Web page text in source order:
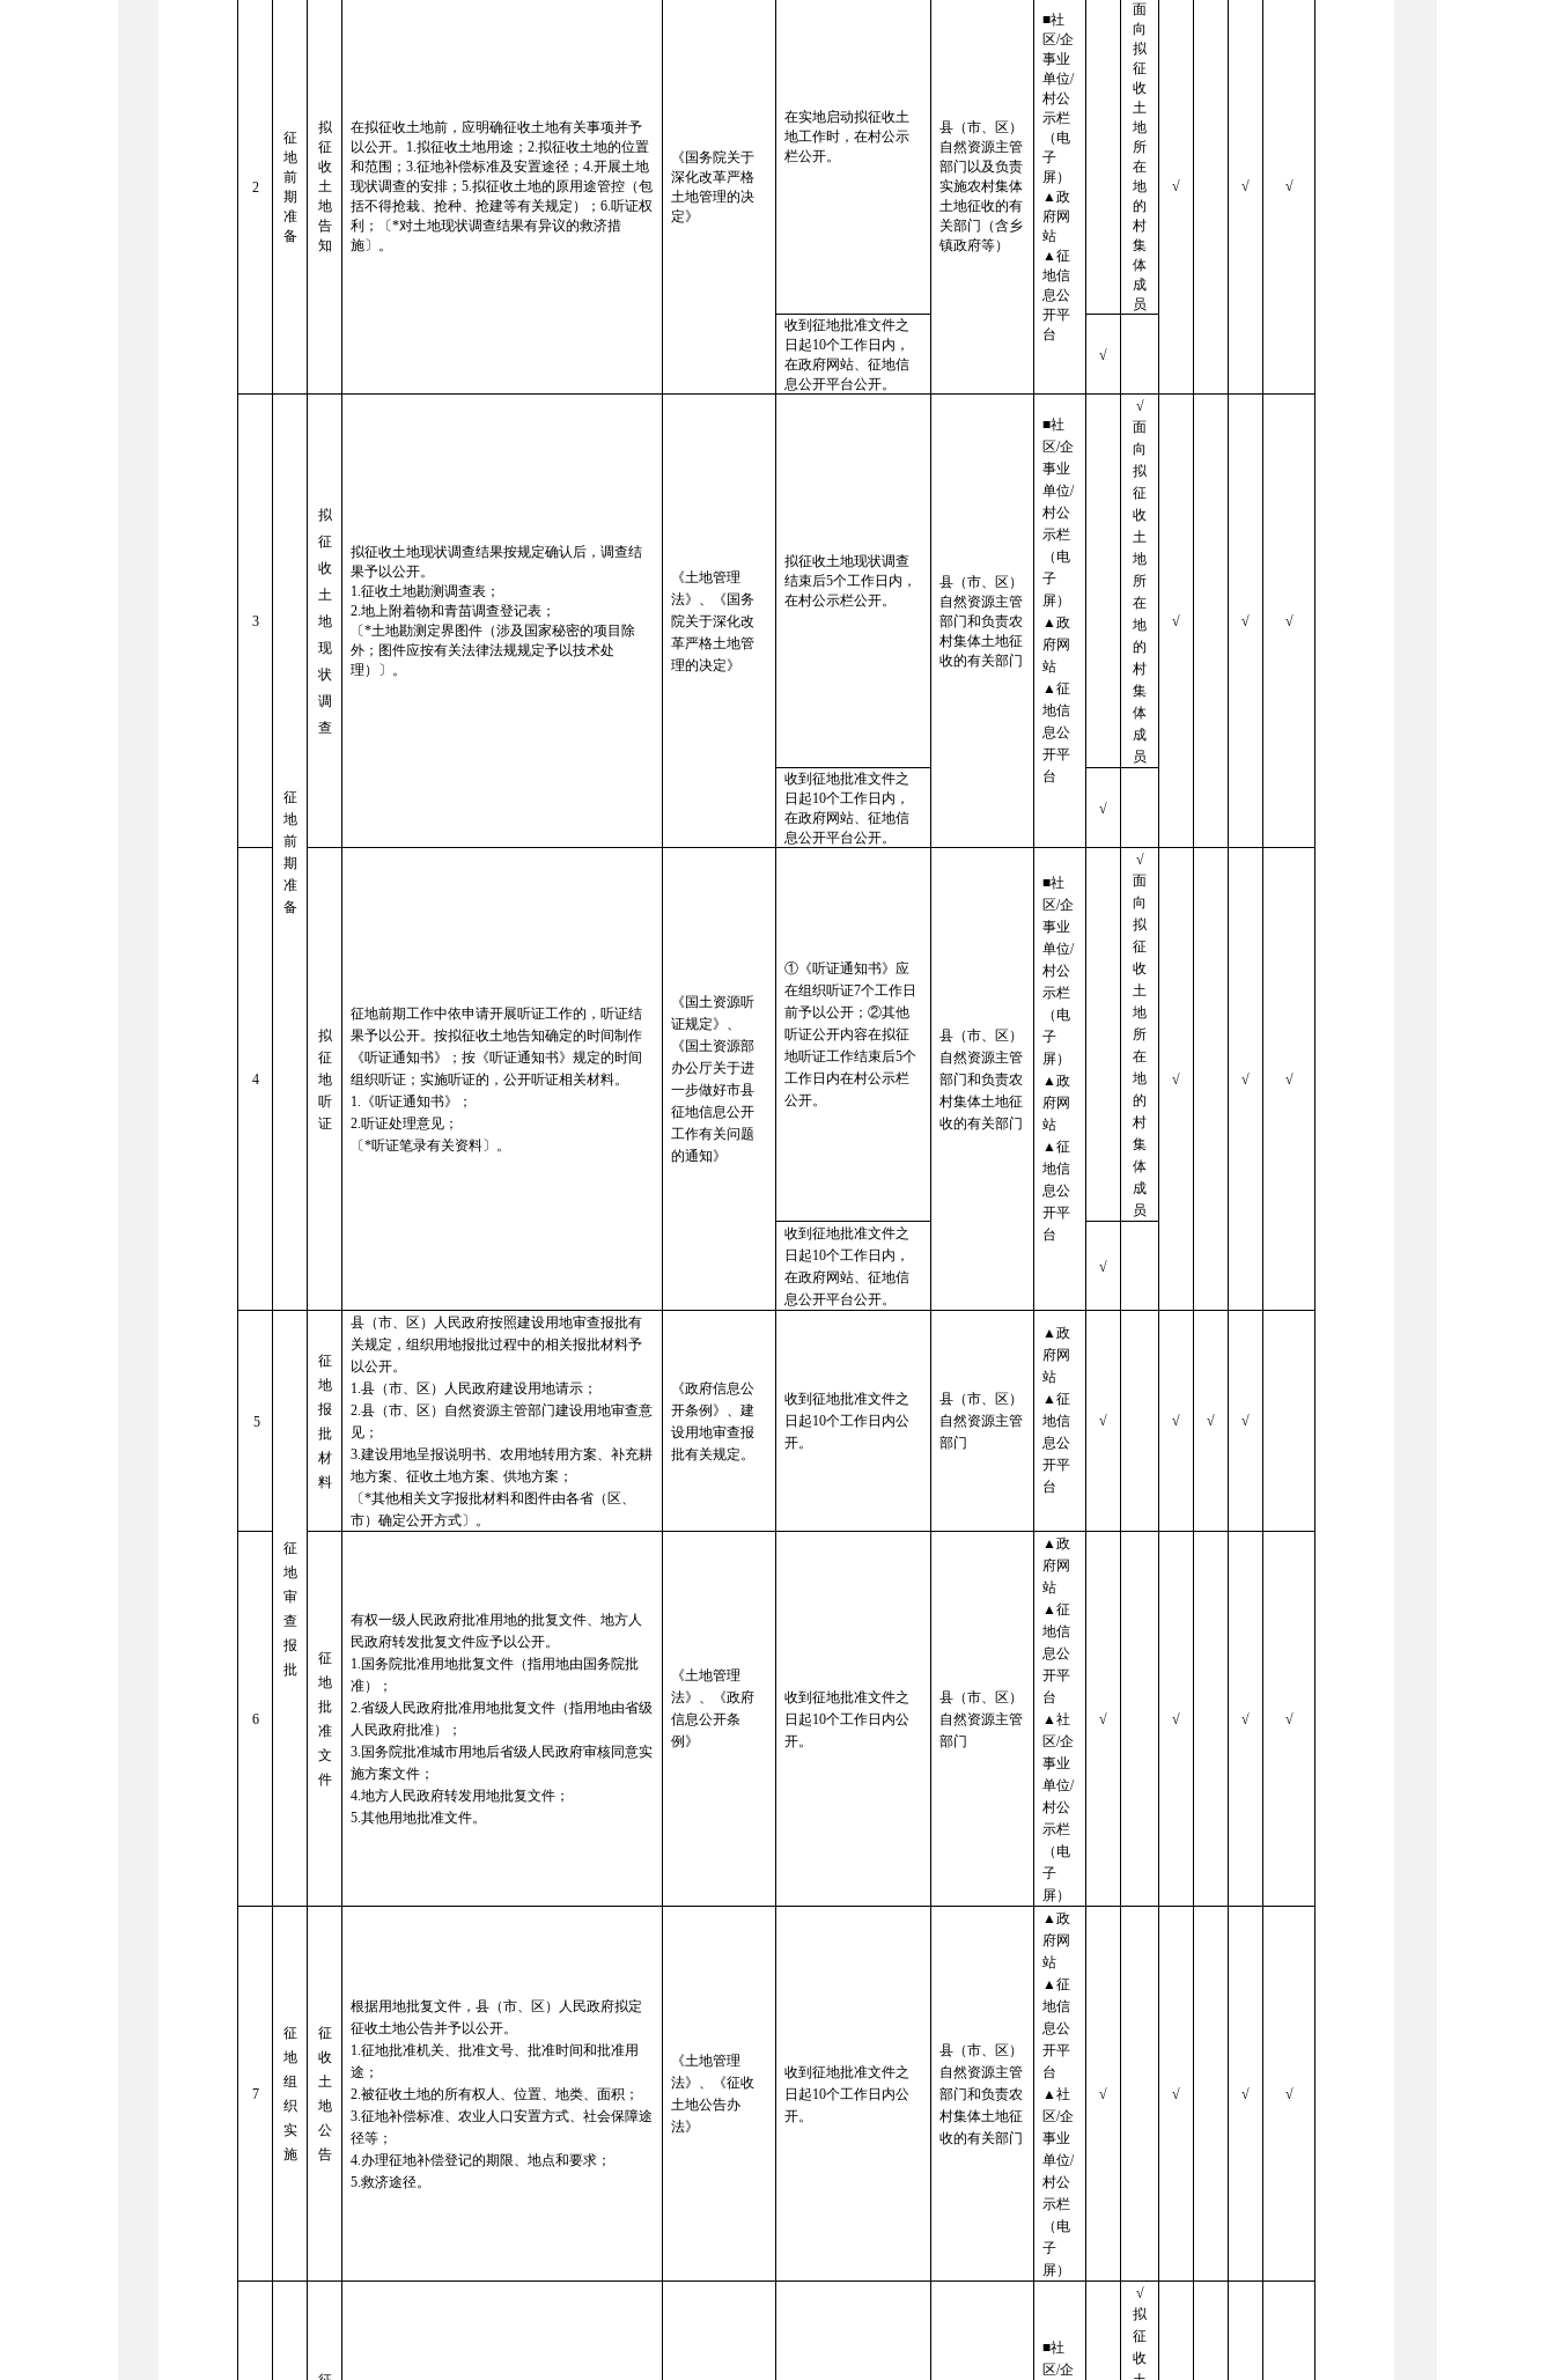
2
征
地
前
期
准
备
拟
征
收
土
地
告
知
在拟征收土地前，应明确征收土地有关事项并予
以公开。1.拟征收土地用途；2.拟征收土地的位置
和范围；3.征地补偿标准及安置途径；4.开展土地
现状调查的安排；5.拟征收土地的原用途管控（包
括不得抢栽、抢种、抢建等有关规定）；6.听证权
利；〔*对土地现状调查结果有异议的救济措
施〕。
《国务院关于
深化改革严格
土地管理的决
定》
在实地启动拟征收土
地工作时，在村公示
栏公开。
县（市、区）
自然资源主管
部门以及负责
实施农村集体
土地征收的有
关部门（含乡
镇政府等）
■社
区/企
事业
单位/
村公
示栏
（电
子
屏）
▲政
府网
站
▲征
地信
息公
开平
台
面
向
拟
征
收
土
地
所
在
地
的
村
集
体
成
员
√ √ √
收到征地批准文件之
日起10个工作日内，
在政府网站、征地信
息公开平台公开。
√
3
征
地
前
期
准
备
拟
征
收
土
地
现
状
调
查
拟征收土地现状调查结果按规定确认后，调查结
果予以公开。
1.征收土地勘测调查表；
2.地上附着物和青苗调查登记表；
〔*土地勘测定界图件（涉及国家秘密的项目除
外；图件应按有关法律法规规定予以技术处
理）〕。
《土地管理
法》、《国务
院关于深化改
革严格土地管
理的决定》
拟征收土地现状调查
结束后5个工作日内，
在村公示栏公开。
县（市、区）
自然资源主管
部门和负责农
村集体土地征
收的有关部门
■社
区/企
事业
单位/
村公
示栏
（电
子
屏）
▲政
府网
站
▲征
地信
息公
开平
台
√
面
向
拟
征
收
土
地
所
在
地
的
村
集
体
成
员
√ √ √
收到征地批准文件之
日起10个工作日内，
在政府网站、征地信
息公开平台公开。
√
4
拟
征
地
听
证
征地前期工作中依申请开展听证工作的，听证结
果予以公开。按拟征收土地告知确定的时间制作
《听证通知书》；按《听证通知书》规定的时间
组织听证；实施听证的，公开听证相关材料。
1. 《听证通知书》；
2.听证处理意见；
〔*听证笔录有关资料〕。
《国土资源听
证规定》、
《国土资源部
办公厅关于进
一步做好市县
征地信息公开
工作有关问题
的通知》
①《听证通知书》应
在组织听证7个工作日
前予以公开；②其他
听证公开内容在拟征
地听证工作结束后5个
工作日内在村公示栏
公开。
县（市、区）
自然资源主管
部门和负责农
村集体土地征
收的有关部门
■社
区/企
事业
单位/
村公
示栏
（电
子
屏）
▲政
府网
站
▲征
地信
息公
开平
台
√
面
向
拟
征
收
土
地
所
在
地
的
村
集
体
成
员
√ √ √
收到征地批准文件之
日起10个工作日内，
在政府网站、征地信
息公开平台公开。
√
5
征
地
审
查
报
批
征
地
报
批
材
料
县（市、区）人民政府按照建设用地审查报批有
关规定，组织用地报批过程中的相关报批材料予
以公开。
1.县（市、区）人民政府建设用地请示；
2.县（市、区）自然资源主管部门建设用地审查意
见；
3.建设用地呈报说明书、农用地转用方案、补充耕
地方案、征收土地方案、供地方案；
〔*其他相关文字报批材料和图件由各省（区、
市）确定公开方式〕。
《政府信息公
开条例》、建
设用地审查报
批有关规定。
收到征地批准文件之
日起10个工作日内公
开。
县（市、区）
自然资源主管
部门
▲政
府网
站
▲征
地信
息公
开平
台
√ √ √ √
6
征
地
批
准
文
件
有权一级人民政府批准用地的批复文件、地方人
民政府转发批复文件应予以公开。
1. 国务院批准用地批复文件（指用地由国务院批
准）；
2.省级人民政府批准用地批复文件（指用地由省级
人民政府批准）；
3. 国务院批准城市用地后省级人民政府审核同意实
施方案文件；
4.地方人民政府转发用地批复文件；
5.其他用地批准文件。
《土地管理
法》、《政府
信息公开条
例》
收到征地批准文件之
日起10个工作日内公
开。
县（市、区）
自然资源主管
部门
▲政
府网
站
▲征
地信
息公
开平
台
▲社
区/企
事业
单位/
村公
示栏
（电
子
屏）
√ √ √ √
7
征
地
组
织
实
施
征
收
土
地
公
告
根据用地批复文件，县（市、区）人民政府拟定
征收土地公告并予以公开。
1.征地批准机关、批准文号、批准时间和批准用
途；
2.被征收土地的所有权人、位置、地类、面积；
3.征地补偿标准、农业人口安置方式、社会保障途
径等；
4.办理征地补偿登记的期限、地点和要求；
5.救济途径。
《土地管理
法》、《征收
土地公告办
法》
收到征地批准文件之
日起10个工作日内公
开。
县（市、区）
自然资源主管
部门和负责农
村集体土地征
收的有关部门
▲政
府网
站
▲征
地信
息公
开平
台
▲社
区/企
事业
单位/
村公
示栏
（电
子
屏）
√ √ √ √
■社
区/企
√
拟
征
收